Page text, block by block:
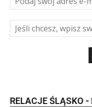
RELACJE ŚLĄSKO -